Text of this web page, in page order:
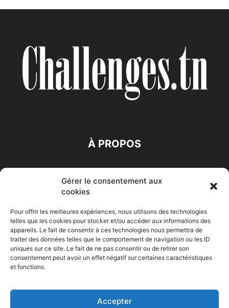
Gérer le consentement aux
cookies
Pour offrir les meilleures expériences, nous utilisons des technologies
telles que les cookies pour stocker et/ou accéder aux informations des
appareils. Le fait de consentir à ces technologies nous permettra de
traiter des données telles que le comportement de navigation ou les ID
uniques sur ce site. Le fait de ne pas consentir ou de retirer son
consentement peut avoir un effet négatif sur certaines caractéristiques
et fonctions.
Accepter
À PROPOS
Accueil Economie Entreprises Entrepreneur
Maghreb